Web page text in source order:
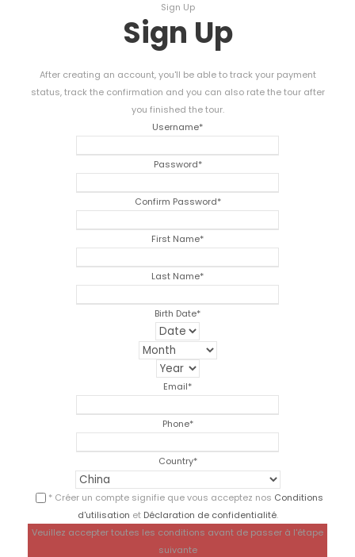
Sign Up
Sign Up
After creating an account,you'll be able to track your payment
status,track the confirmation and you can also rate the tour after
you finished the tour.
Username*
Password*
Confirm Password*
First Name*
Last Name*
Birth Date*
Email*
Phone*
Country*
* Créer un compte signifie que vous acceptez nos Conditions
d'utilisation et Déclaration de confidentialité.
Veuillez accepter toutes les conditions avant de passer à l'étape
suivante